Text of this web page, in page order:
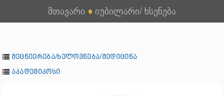
მთავარი ● იუბილარი/ ხსენება
მეცნიერება/ხელოვნება/მედიცინა
აკადემიკოსი